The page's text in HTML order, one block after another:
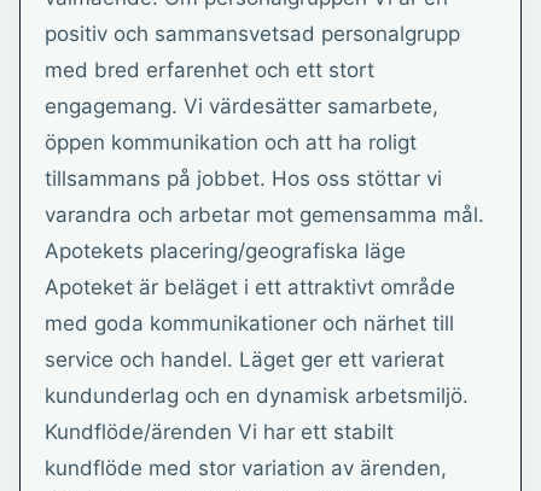
positiv och sammansvetsad personalgrupp
med bred erfarenhet och ett stort
engagemang. Vi värdesätter samarbete,
öppen kommunikation och att ha roligt
tillsammans på jobbet. Hos oss stöttar vi
varandra och arbetar mot gemensamma mål.
Apotekets placering/geografiska läge
Apoteket är beläget i ett attraktivt område
med goda kommunikationer och närhet till
service och handel. Läget ger ett varierat
kundunderlag och en dynamisk arbetsmiljö.
Kundflöde/ärenden Vi har ett stabilt
kundflöde med stor variation av ärenden,